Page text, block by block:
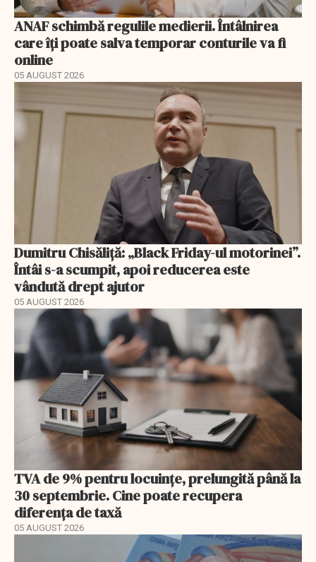
ANAF schimbă regulile medierii. Întâlnirea
care îți poate salva temporar conturile va fi
online
05 AUGUST 2026
Dumitru Chisăliță: „Black Friday-ul motorinei”.
Întâi s-a scumpit, apoi reducerea este
vândută drept ajutor
05 AUGUST 2026
TVA de 9% pentru locuințe, prelungită până la
30 septembrie. Cine poate recupera
diferența de taxă
05 AUGUST 2026